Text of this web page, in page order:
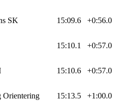
SK 15:09.6 +0:56.0
15:10.1 +0:57.0
15:10.6 +0:57.0
Orientering 15:13.5 +1:00.0